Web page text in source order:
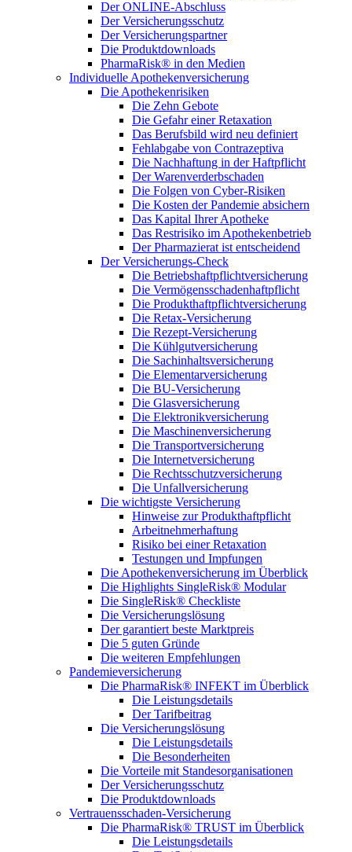
Der ONLINE-Abschluss
Der Versicherungsschutz
Der Versicherungspartner
Die Produktdownloads
PharmaRisk® in den Medien
Individuelle Apothekenversicherung
Die Apothekenrisiken
Die Zehn Gebote
Die Gefahr einer Retaxation
Das Berufsbild wird neu definiert
Fehlabgabe von Contrazeptiva
Die Nachhaftung in der Haftpflicht
Der Warenverderbschaden
Die Folgen von Cyber-Risiken
Die Kosten der Pandemie absichern
Das Kapital Ihrer Apotheke
Das Restrisiko im Apothekenbetrieb
Der Pharmazierat ist entscheidend
Der Versicherungs-Check
Die Betriebshaftpflichtversicherung
Die Vermögensschadenhaftpflicht
Die Produkthaftpflichtversicherung
Die Retax-Versicherung
Die Rezept-Versicherung
Die Kühlgutversicherung
Die Sachinhaltsversicherung
Die Elementarversicherung
Die BU-Versicherung
Die Glasversicherung
Die Elektronikversicherung
Die Maschinenversicherung
Die Transportversicherung
Die Internetversicherung
Die Rechtsschutzversicherung
Die Unfallversicherung
Die wichtigste Versicherung
Hinweise zur Produkthaftpflicht
Arbeitnehmerhaftung
Risiko bei einer Retaxation
Testungen und Impfungen
Die Apothekenversicherung im Überblick
Die Highlights SingleRisk® Modular
Die SingleRisk® Checkliste
Die Versicherungslösung
Der garantiert beste Marktpreis
Die 5 guten Gründe
Die weiteren Empfehlungen
Pandemieversicherung
Die PharmaRisk® INFEKT im Überblick
Die Leistungsdetails
Der Tarifbeitrag
Die Versicherungslösung
Die Leistungsdetails
Die Besonderheiten
Die Vorteile mit Standesorganisationen
Der Versicherungsschutz
Die Produktdownloads
Vertrauensschaden-Versicherung
Die PharmaRisk® TRUST im Überblick
Die Leistungsdetails